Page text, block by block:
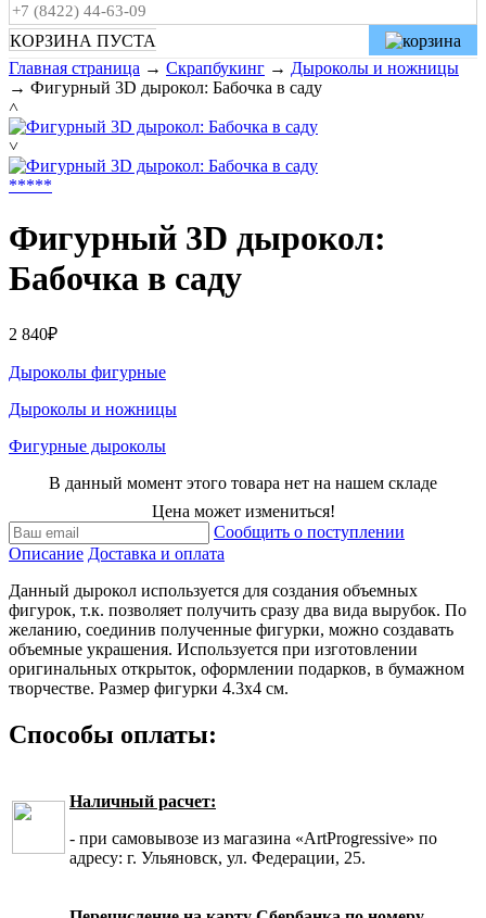
+7 (8422) 44-63-09
КОРЗИНА ПУСТА
Главная страница → Скрапбукинг → Дыроколы и ножницы
→ Фигурный 3D дырокол: Бабочка в саду
˄
˅
*****
Фигурный 3D дырокол:
Бабочка в саду
2 840₽
Дыроколы фигурные
Дыроколы и ножницы
Фигурные дыроколы
В данный момент этого товара нет на нашем складе
Цена может измениться!
Сообщить о поступлении
Описание Доставка и оплата
Данный дырокол используется для создания объемных
фигурок, т.к. позволяет получить сразу два вида вырубок. По
желанию, соединив полученные фигурки, можно создавать
объемные украшения. Используется при изготовлении
оригинальных открыток, оформлении подарков, в бумажном
творчестве. Размер фигурки 4.3х4 см.
Способы оплаты:
Наличный расчет:
- при самовывозе из магазина «ArtProgressive» по
адресу: г. Ульяновск, ул. Федерации, 25.